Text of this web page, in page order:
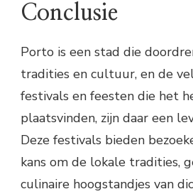
Conclusie
Porto is een stad die
tradities en cultuur, en de
festivals en feesten die het
plaatsvinden, zijn daar een
Deze festivals bieden
kans om de lokale tradities,
culinaire hoogstandjes van